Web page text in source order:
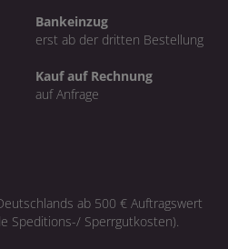
Bankeinzug
erst ab der dritten Bestellung
Kauf auf Rechnung
auf Anfrage
ab 500 € Auftragswert
Speditions-/ Sperrgutkosten).